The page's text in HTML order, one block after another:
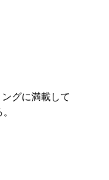
グに満載して